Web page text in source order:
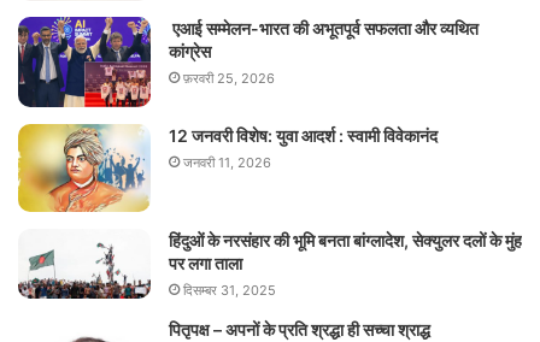
एआई सम्मेलन-भारत की अभूतपूर्व सफलता और व्यथित
कांग्रेस
फ़रवरी 25, 2026
12 जनवरी विशेष: युवा आदर्श : स्वामी विवेकानंद
जनवरी 11, 2026
हिंदुओं के नरसंहार की भूमि बनता बांग्लादेश, सेक्युलर दलों के मुंह
पर लगा ताला
दिसम्बर 31, 2025
पितृपक्ष – अपनों के प्रति श्रद्धा ही सच्चा श्राद्ध